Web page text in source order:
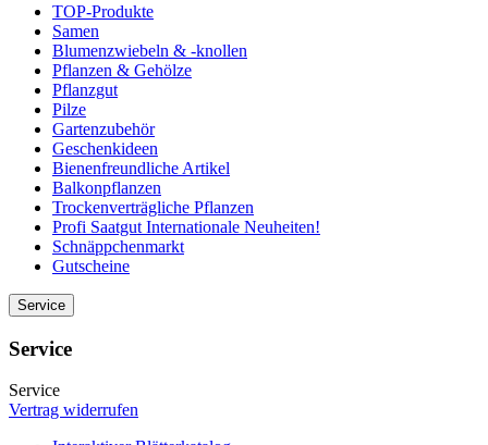
TOP-Produkte
Samen
Blumenzwiebeln & -knollen
Pflanzen & Gehölze
Pflanzgut
Pilze
Gartenzubehör
Geschenkideen
Bienenfreundliche Artikel
Balkonpflanzen
Trockenverträgliche Pflanzen
Profi Saatgut Internationale Neuheiten!
Schnäppchenmarkt
Gutscheine
Service
Service
Service
Vertrag widerrufen